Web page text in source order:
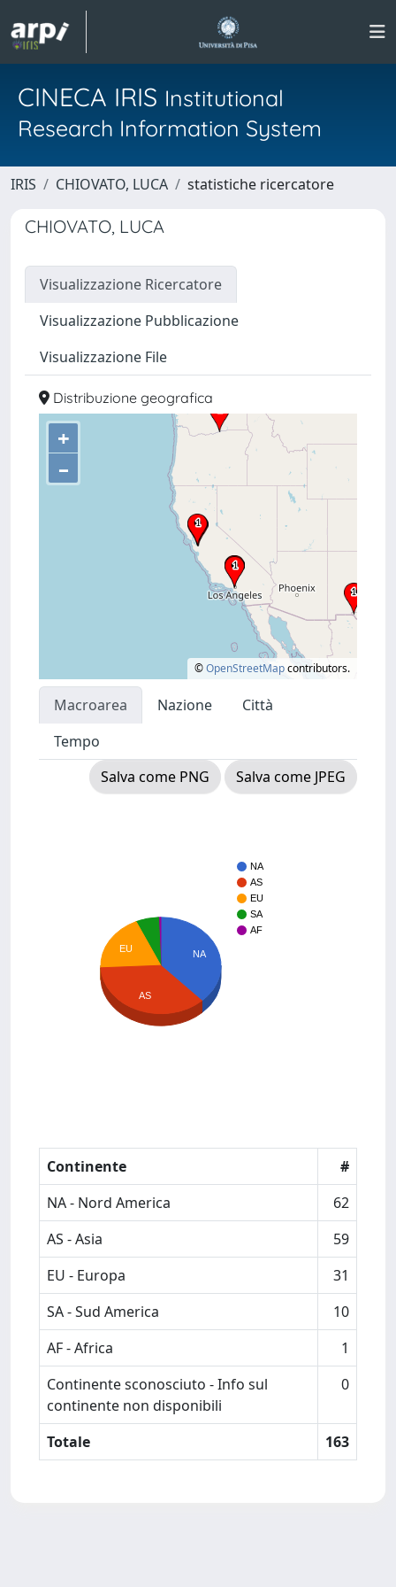
CINECA IRIS Institutional
Research Information System
IRIS CHIOVATO, LUCA statistiche ricercatore
CHIOVATO, LUCA
Visualizzazione Ricercatore
Visualizzazione Pubblicazione
Visualizzazione File
Distribuzione geografica
+
–
©OpenStreetMapcontributors.
Macroarea Nazione
Città
Tempo
Salva come PNG
Salva come JPEG
NA
AS
EU
SA
AF
NA
EU
AS
Continente
#
NA - Nord America
62
AS - Asia
59
EU - Europa
31
SA - Sud America
10
AF - Africa
1
Continente sconosciuto - Info sul
continente non disponibili
0
Totale 163